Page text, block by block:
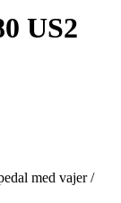
US2
med vajer /